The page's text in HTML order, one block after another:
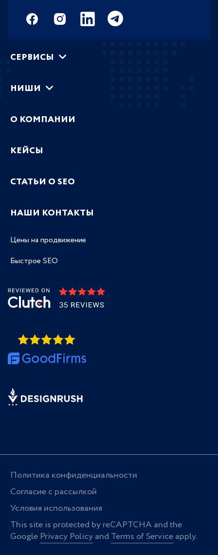
СЕРВИСЫ
НИШИ
О КОМПАНИИ
КЕЙСЫ
СТАТЬИ О SEO
НАШИ КОНТАКТЫ
Цены на продвижение
Быстрое SEO
Политика конфиденциальности
Согласие с рассылкой
Условия использования
This site is protected by reCAPTCHA and the
Google Privacy Policyand Terms of Serviceapply.